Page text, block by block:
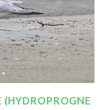
(HYDROPROGNE